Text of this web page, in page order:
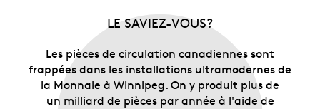
LE SAVIEZ-VOUS?
Les pièces de circulation canadiennes sont
frappées dans les installations ultramodernes de
la Monnaie à Winnipeg. On y produit plus de
un milliard de pièces par année à l'aide de